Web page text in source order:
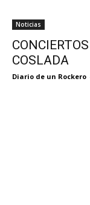
Noticias
COSLADA
Diario de un Rockero